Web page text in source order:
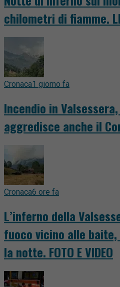
chilometri di fiamme.
Cronaca1 giorno fa
Incendio in
aggredisce anche il
Cronaca6 ore fa
L’inferno della
fuoco vicino alle
la notte. FOTO E VIDEO